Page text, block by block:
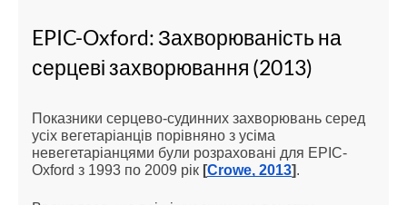
EPIC-Oxford: Захворюваність на
серцеві захворювання (2013)
Показники серцево-судинних захворювань серед
усіх вегетаріанців порівняно з усіма
невегетаріанцями були розраховані для EPIC-
Oxford з 1993 по 2009 рік [Crowe, 2013].